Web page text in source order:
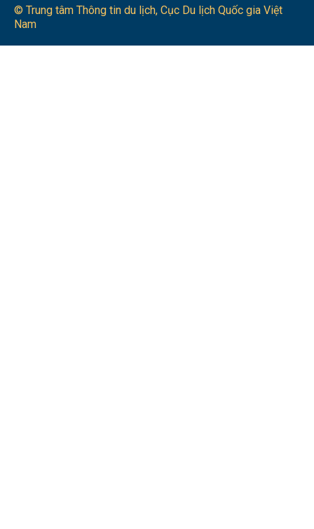
© Trung tâm Thông tin du lịch​, Cục Du lịch Quốc gia Việt
Nam